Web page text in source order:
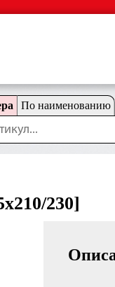
По наименованию
230]